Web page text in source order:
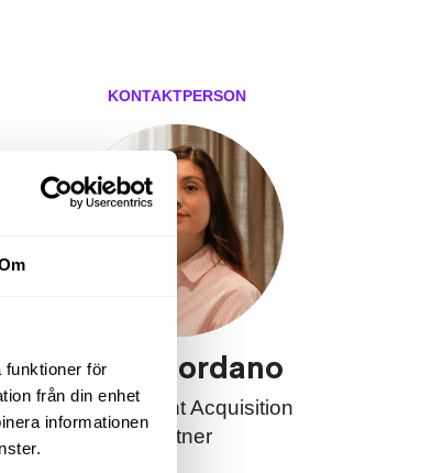
funktioner för
från din enhet
informationen
KONTAKTPERSON
Sara Giordano
Senior Talent Acquisition
Partner